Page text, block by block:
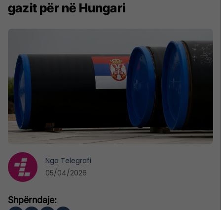
gazit për në Hungari
Nga Telegrafi
05/04/2026